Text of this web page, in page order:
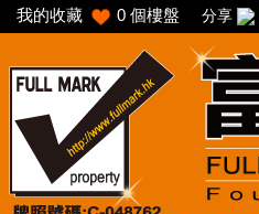
我的收藏 0 個樓盤 分享